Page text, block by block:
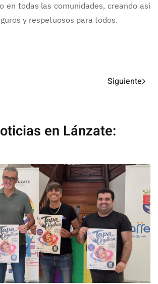
en todas las comunidades, creando así
y respetuosos para todos.
Siguiente
en Lánzate: